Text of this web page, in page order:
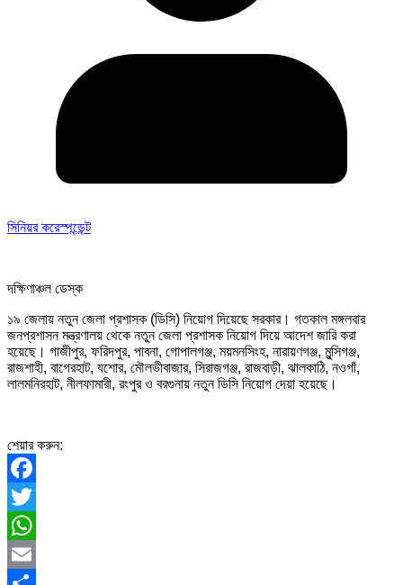
সিনিয়র করেস্পন্ডেন্ট
দক্ষিণাঞ্চল ডেস্ক
১৯ জেলায় নতুন জেলা প্রশাসক (ডিসি) নিয়োগ দিয়েছে সরকার। গতকাল মঙ্গলবার
জনপ্রশাসন মন্ত্রণালয় থেকে নতুন জেলা প্রশাসক নিয়োগ দিয়ে আদেশ জারি করা
হয়েছে। গাজীপুর, ফরিদপুর, পাবনা, গোপালগঞ্জ, ময়মনসিংহ, নারায়ণগঞ্জ, মুন্সিগঞ্জ,
রাজশাহী, বাগেরহাট, যশোর, মৌলভীবাজার, সিরাজগঞ্জ, রাজবাড়ী, ঝালকাঠি, নওগাঁ,
লালমনিরহাট, নীলফামারী, রংপুর ও বরগুনায় নতুন ডিসি নিয়োগ দেয়া হয়েছে।
শেয়ার করুন:
Facebook
Twitter
WhatsApp